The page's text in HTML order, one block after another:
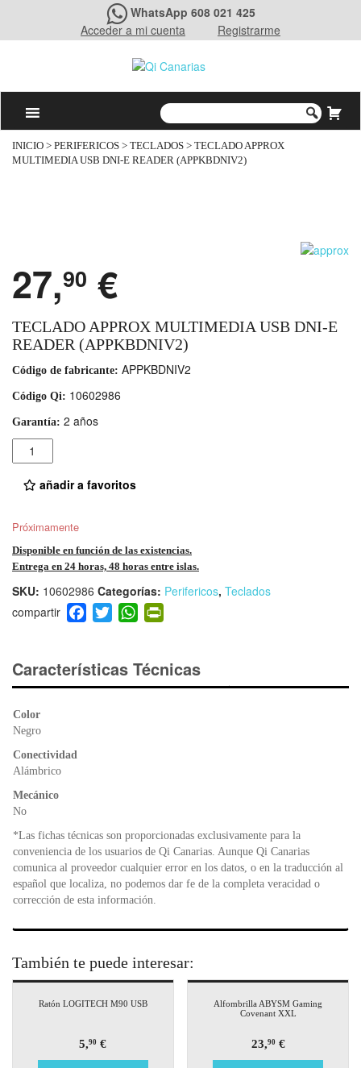
WhatsApp 608 021 425
Acceder a mi cuenta
Registrarme
INICIO > PERIFERICOS > TECLADOS > TECLADO APPROX
MULTIMEDIA USB DNI-E READER (APPKBDNIV2)
27,90 €
TECLADO APPROX MULTIMEDIA USB DNI-E
READER (APPKBDNIV2)
Código de fabricante: APPKBDNIV2
Código Qi: 10602986
Garantía: 2 años
Cantidad
añadir a favoritos
Próximamente
Disponible en función de las existencias.
Entrega en 24 horas, 48 horas entre islas.
SKU: 10602986 Categorías: Perifericos, Teclados
F
a
e
b
T
wi
er
W
h
s
A
ri
e
Características Técnicas
Color
Negro
Conectividad
Alámbrico
Mecánico
No
*Las fichas técnicas son proporcionadas exclusivamente para la
conveniencia de los usuarios de Qi Canarias. Aunque Qi Canarias
comunica al proveedor cualquier error en los datos, o en la traducción al
español que localiza, no podemos dar fe de la completa veracidad o
corrección de esta información.
También te puede interesar:
Ratón LOGITECH M90 USB
5,90 €
Alfombrilla ABYSM Gaming
Covenant XXL
23,90€